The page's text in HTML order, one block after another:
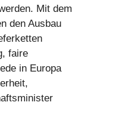
Mit dem
den Ausbau
faire
in Europa